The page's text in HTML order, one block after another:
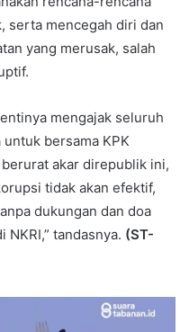
serta mencegah diri dan
yang merusak, salah
mengajak seluruh
bersama KPK
akar direpublik ini,
tidak akan efektif,
dukungan dan doa
tandasnya. (ST-